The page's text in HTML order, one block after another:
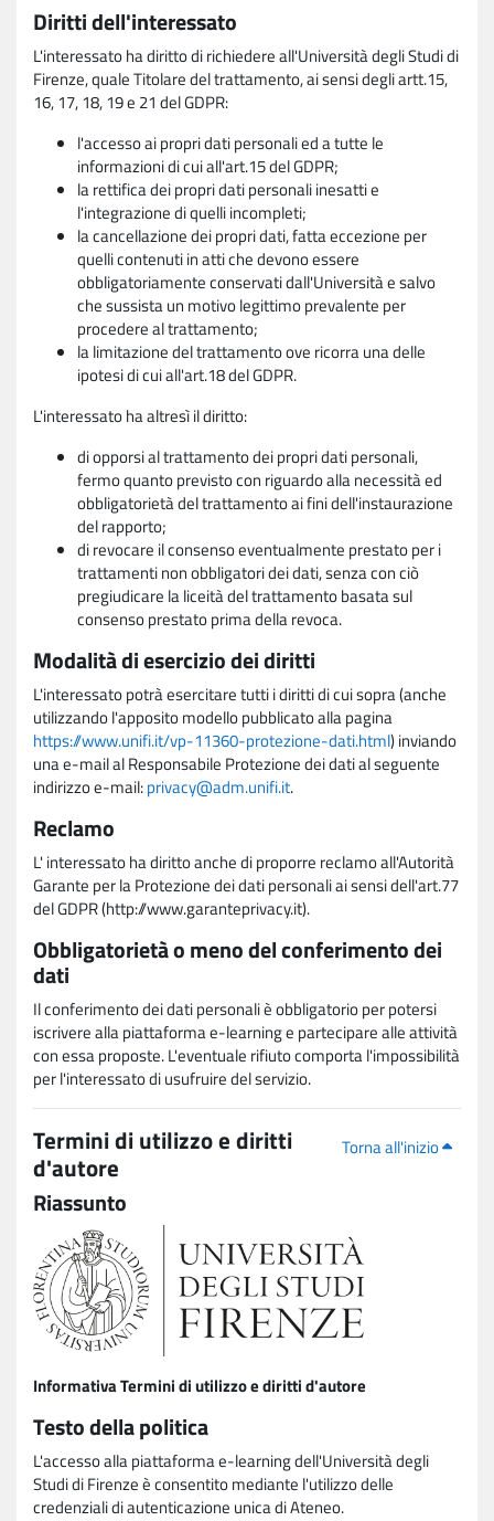
Diritti dell'interessato
L'interessato ha diritto di richiedere all'Università degli Studi di
Firenze, quale Titolare del trattamento, ai sensi degli artt.15,
16, 17, 18, 19 e 21 del GDPR:
l'accesso ai propri dati personali ed a tutte le
informazioni di cui all'art.15 del GDPR;
la rettifica dei propri dati personali inesatti e
l'integrazione di quelli incompleti;
la cancellazione dei propri dati, fatta eccezione per
quelli contenuti in atti che devono essere
obbligatoriamente conservati dall'Università e salvo
che sussista un motivo legittimo prevalente per
procedere al trattamento;
la limitazione del trattamento ove ricorra una delle
ipotesi di cui all'art.18 del GDPR.
L'interessato ha altresì il diritto:
di opporsi al trattamento dei propri dati personali,
fermo quanto previsto con riguardo alla necessità ed
obbligatorietà del trattamento ai fini dell'instaurazione
del rapporto;
di revocare il consenso eventualmente prestato per i
trattamenti non obbligatori dei dati, senza con ciò
pregiudicare la liceità del trattamento basata sul
consenso prestato prima della revoca.
Modalità di esercizio dei diritti
L'interessato potrà esercitare tutti i diritti di cui sopra (anche
utilizzando l'apposito modello pubblicato alla pagina
https://www.unifi.it/vp-11360-protezione-dati.html) inviando
una e-mail al Responsabile Protezione dei dati al seguente
indirizzo e-mail:privacy@adm.unifi.it.
Reclamo
L' interessato ha diritto anche di proporre reclamo all'Autorità
Garante per la Protezione dei dati personali ai sensi dell'art.77
del GDPR (http://www.garanteprivacy.it).
Obbligatorietà o meno del conferimento dei
dati
Il conferimento dei dati personali è obbligatorio per potersi
iscrivere alla piattaforma e-learning e partecipare alle attività
con essa proposte. L'eventuale rifiuto comporta l'impossibilità
per l'interessato di usufruire del servizio.
Torna all'inizio
Termini di utilizzo e diritti
d'autore
Riassunto
Informativa Termini di utilizzo e diritti d'autore
Testo della politica
L'accesso alla piattaforma e-learning dell'Università degli
Studi di Firenze è consentito mediante l'utilizzo delle
credenziali di autenticazione unica di Ateneo.